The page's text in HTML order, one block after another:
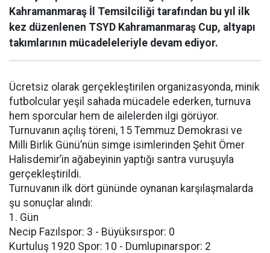
Kahramanmaraş İl Temsilciliği tarafından bu yıl ilk
kez düzenlenen TSYD Kahramanmaraş Cup, altyapı
takımlarının mücadeleleriyle devam ediyor.
Ücretsiz olarak gerçekleştirilen organizasyonda, minik
futbolcular yeşil sahada mücadele ederken, turnuva
hem sporcular hem de ailelerden ilgi görüyor.
Turnuvanın açılış töreni, 15 Temmuz Demokrasi ve
Milli Birlik Günü’nün simge isimlerinden Şehit Ömer
Halisdemir’in ağabeyinin yaptığı santra vuruşuyla
gerçekleştirildi.
Turnuvanın ilk dört gününde oynanan karşılaşmalarda
şu sonuçlar alındı:
1. Gün
Necip Fazılspor: 3 - Büyüksırspor: 0
Kurtuluş 1920 Spor: 10 - Dumlupınarspor: 2